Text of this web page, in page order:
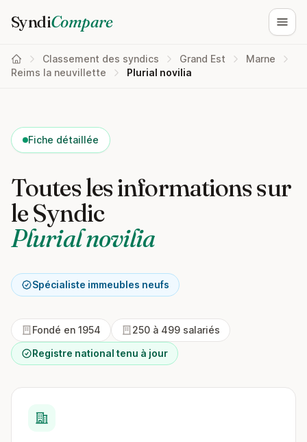
SyndiCompare
Classement des syndics Grand Est
Marne
Reims la neuvillette
Plurial novilia
Fiche détaillée
Toutes les informations sur
le Syndic
Plurial novilia
Spécialiste immeubles neufs
Fondé en 1954
250 à 499 salariés
Registre national tenu à jour